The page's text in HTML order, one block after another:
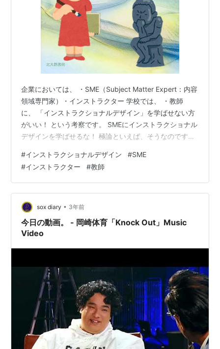
企業においては、 ・SME（Subject Matter Expert：内容
領域専門家）・インストラクター 学校では、 ・教師
に、 「インストラクショナルデザイン」を学ばせない方
がいい！ という考察です。 SMEにインストラクショナル
デザインを学ばせるな！ 極論といえば、そうなのです
ンストラクショナルデザイン」の必要性を説いてきて、
実際にデザインも多くしてきましたが、これはもしかし
たら”逆”じゃなかったのだろうか？、、、と、このところ
考えているのです。 「インストラクショナルデザイン」
を日本で普及させようと頑張ってこられた何人かの大学
の先生…
#インストラクショナルデザイン #SME
#インストラクター #教師
sox diary • 3年前
今日の動画。 - 岡崎体育「Knock Out」Music
Video